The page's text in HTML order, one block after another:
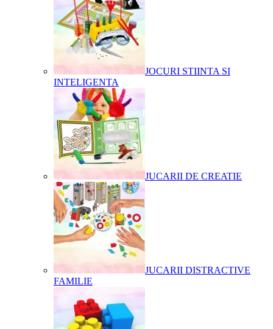
JOCURI STIINTA SI
INTELIGENTA
JUCARII DE CREATIE
JUCARII DISTRACTIVE
FAMILIE